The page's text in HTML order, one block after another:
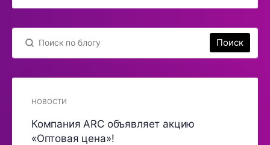
Поиск
НОВОСТИ
Компания ARC объявляет акцию
«Оптовая цена»!